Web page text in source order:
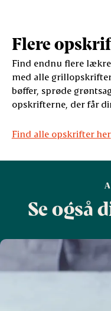
Flere
Find endnu flere
med alle
bøffer, sprøde
opskrifterne, der får
Find alle opskrifter her
Se også